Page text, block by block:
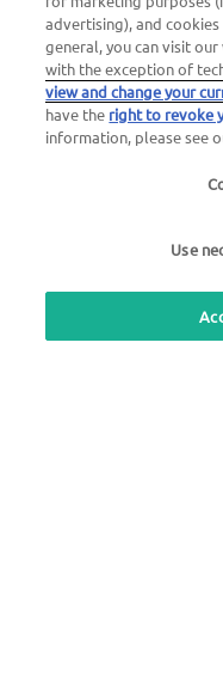
186
advertising), and
general, you can visit
with the exception of
view and change your
have the right to revoke
information, please see
Use